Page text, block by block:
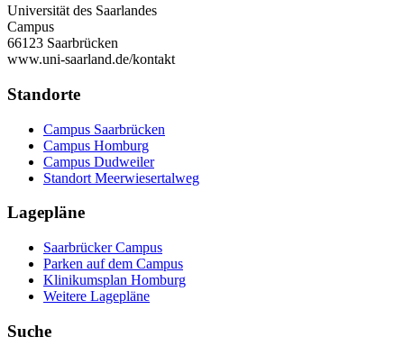
Universität des Saarlandes
Campus
66123 Saarbrücken
www.uni-saarland.de/kontakt
Standorte
Campus Saarbrücken
Campus Homburg
Campus Dudweiler
Standort Meerwiesertalweg
Lagepläne
Saarbrücker Campus
Parken auf dem Campus
Klinikumsplan Homburg
Weitere Lagepläne
Suche